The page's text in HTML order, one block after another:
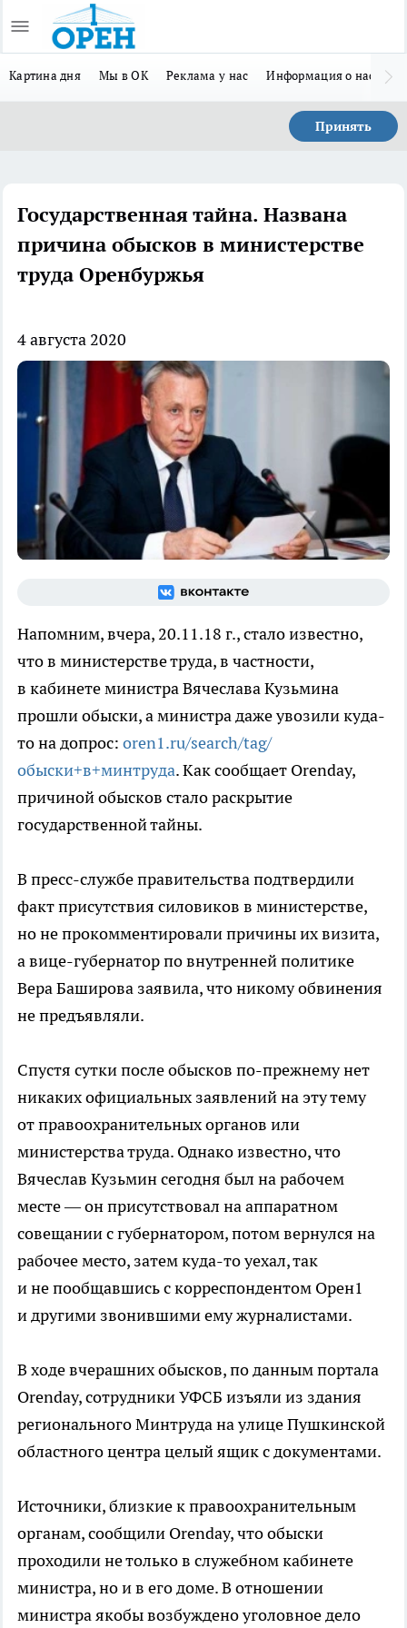
Картина дня Мы в ОК Реклама у нас Информация о нас
Принять
Государственная тайна. Названа
причина обысков в министерстве
труда Оренбуржья
4 августа 2020
Напомним, вчера, 20.11.18 г., стало известно,
что в министерстве труда, в частности,
в кабинете министра Вячеслава Кузьмина
прошли обыски, а министра даже увозили куда-
то на допрос: oren1.ru/search/tag/
обыски+в+минтруда. Как сообщает Orenday,
причиной обысков стало раскрытие
государственной тайны.
В пресс-службе правительства подтвердили
факт присутствия силовиков в министерстве,
но не прокомментировали причины их визита,
а вице-губернатор по внутренней политике
Вера Баширова заявила, что никому обвинения
не предъявляли.
Спустя сутки после обысков по-прежнему нет
никаких официальных заявлений на эту тему
от правоохранительных органов или
министерства труда. Однако известно, что
Вячеслав Кузьмин сегодня был на рабочем
месте — он присутствовал на аппаратном
совещании с губернатором, потом вернулся на
рабочее место, затем куда-то уехал, так
и не пообщавшись с корреспондентом Орен1
и другими звонившими ему журналистами.
В ходе вчерашних обысков, по данным портала
Orenday, сотрудники УФСБ изъяли из здания
регионального Минтруда на улице Пушкинской
областного центра целый ящик с документами.
Источники, близкие к правоохранительным
органам, сообщили Orenday, что обыски
проходили не только в служебном кабинете
министра, но и в его доме. В отношении
министра якобы возбуждено уголовное дело